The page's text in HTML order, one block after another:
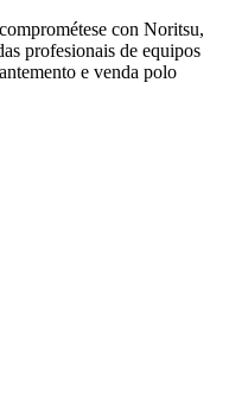
con Noritsu,
profesionais de equipos
e venda polo